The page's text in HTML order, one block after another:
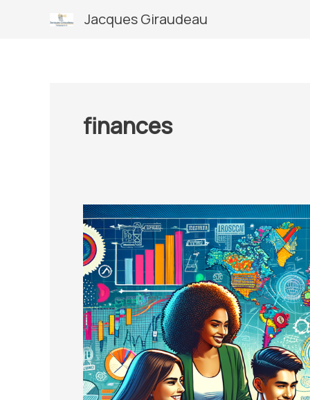
Jacques Giraudeau
finances